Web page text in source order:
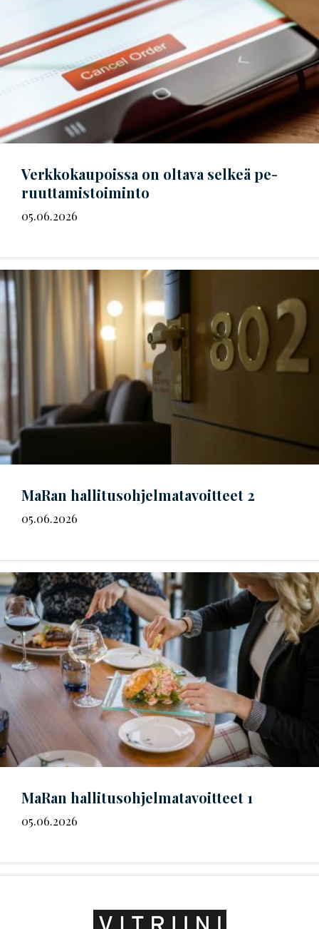
Verkkokaupoissa on oltava selkeä pe­
ruut­ta­mis­toi­min­to
05.06.2026
MaRan hal­li­tus­oh­jel­ma­ta­voit­teet 2
05.06.2026
MaRan hal­li­tus­oh­jel­ma­ta­voit­teet 1
05.06.2026